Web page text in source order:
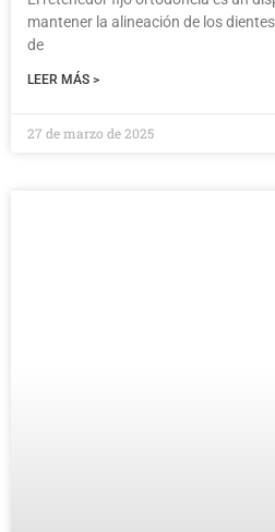
mantener la alineación de los
de
LEER MÁS >
27 de marzo de 2025